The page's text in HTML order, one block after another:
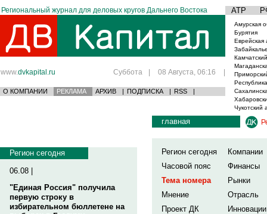
Региональный журнал для деловых кругов Дальнего Востока АТР
www.dvkapital.ru Суббота | 08 Августа, 06:16 |
О КОМПАНИИ РЕКЛАМА АРХИВ | ПОДПИСКА | RSS |
Амурская
Бурятия
Еврейская
Чукотский
Регион сегодня
06.08 |
"Единая Россия" получила
первую строку в
избирательном бюллетене на
главная
Регион сегодня
Компании
Часовой пояс
Финансы
Тема номера
Рынки
Мнение
Отрасль
Проект ДК
Инновации